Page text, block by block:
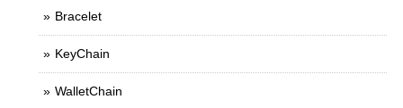
Bracelet
KeyChain
WalletChain